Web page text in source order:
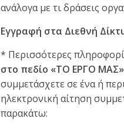
ανάλογα με τι δράσεις
Εγγραφή στα Διεθνή
* Περισσότερες
στο πεδίο «ΤΟ ΕΡΓΟ ΜΑΣ»
συμμετάσχετε σε ένα ή
ηλεκτρονική αίτηση
παρακάτω: